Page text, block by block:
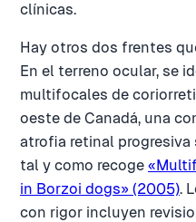
clínicas.
Hay otros dos frentes
En el terreno ocular, se
multifocales de
oeste de Canadá, una
atrofia retinal
tal y como recoge
in Borzoi dogs» (2005).
con rigor incluyen